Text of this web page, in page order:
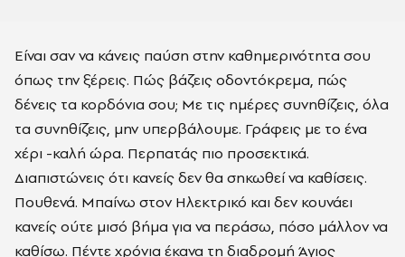
Είναι σαν να κάνεις παύση στην καθημερινότητα σου
όπως την ξέρεις. Πώς βάζεις οδοντόκρεμα, πώς
δένεις τα κορδόνια σου; Με τις ημέρες συνηθίζεις, όλα
τα συνηθίζεις, μην υπερβάλουμε. Γράφεις με το ένα
χέρι -καλή ώρα. Περπατάς πιο προσεκτικά.
Διαπιστώνεις ότι κανείς δεν θα σηκωθεί να καθίσεις.
Πουθενά. Μπαίνω στον Ηλεκτρικό και δεν κουνάει
κανείς ούτε μισό βήμα για να περάσω, πόσο μάλλον να
καθίσω. Πέντε χρόνια έκανα τη διαδρομή Άγιος